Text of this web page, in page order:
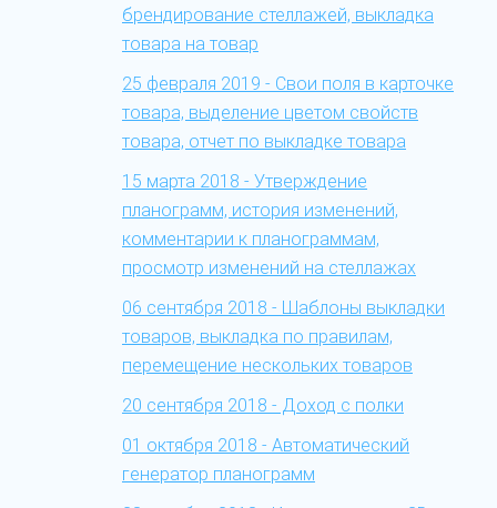
брендирование стеллажей, выкладка
товара на товар
25 февраля 2019 - Свои поля в карточке
товара, выделение цветом свойств
товара, отчет по выкладке товара
15 марта 2018 - Утверждение
планограмм, история изменений,
комментарии к планограммам,
просмотр изменений на стеллажах
06 сентября 2018 - Шаблоны выкладки
товаров, выкладка по правилам,
перемещение нескольких товаров
20 сентября 2018 - Доход с полки
01 октября 2018 - Автоматический
генератор планограмм